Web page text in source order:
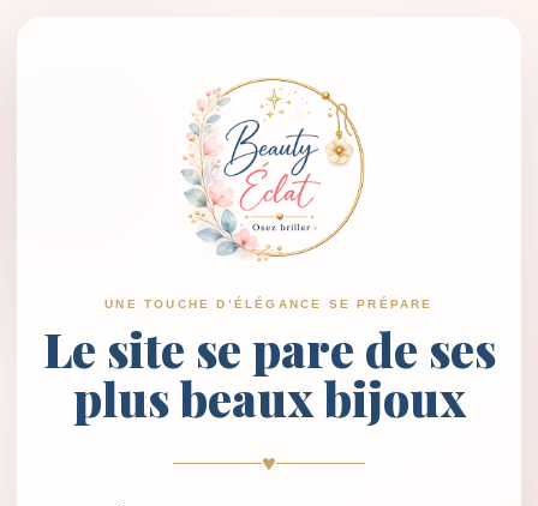
UNE TOUCHE D’ÉLÉGANCE SE PRÉPARE
Le site se pare de ses
plus beaux bijoux
♥